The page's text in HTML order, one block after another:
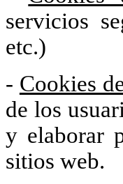
servicios
etc.)
- Cookies
de los
y elaborar
sitios web.